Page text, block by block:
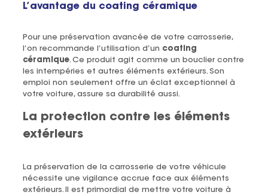
L’avantage du coating céramique
Pour une préservation avancée de votre carrosserie,
l’on recommande l’utilisation d’un coating
céramique. Ce produit agit comme un bouclier contre
les intempéries et autres éléments extérieurs. Son
emploi non seulement offre un éclat exceptionnel à
votre voiture, assure sa durabilité aussi.
La protection contre les éléments
extérieurs
La préservation de la carrosserie de votre véhicule
nécessite une vigilance accrue face aux éléments
extérieurs. Il est primordial de mettre votre voiture à